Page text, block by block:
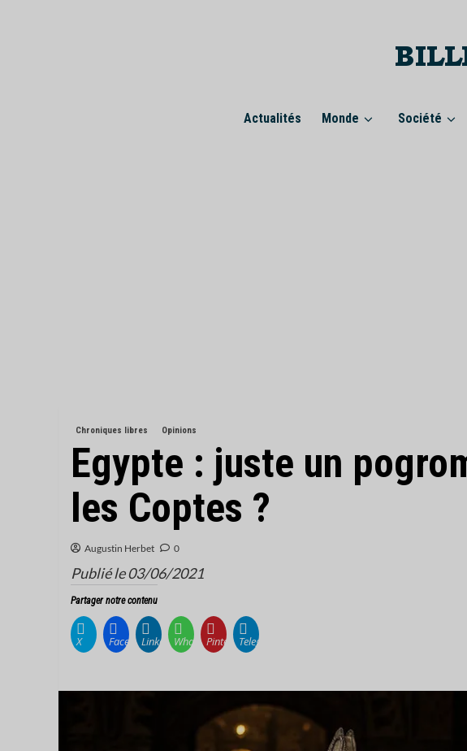
Actualités Monde Société
Chroniques libres Opinions
Egypte : juste un
les Coptes ?
Augustin Herbet 0
Publié le 03/06/2021
Partager notre contenu
X FacebookLinkedInWhatsAppPinterestTelegram